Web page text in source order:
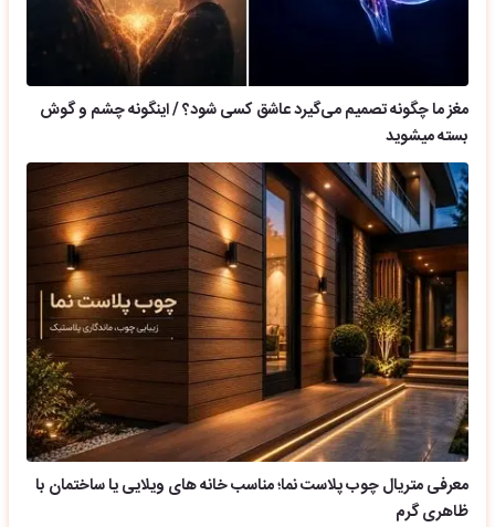
مغز ما چگونه تصمیم می‌گیرد عاشق کسی شود؟ / اینگونه چشم و گوش
بسته میشوید
معرفی متریال چوب پلاست نما؛ مناسب خانه های ویلایی یا ساختمان با
ظاهری گرم